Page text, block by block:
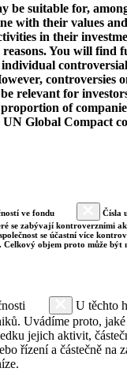
be suitable for,
with their values
in their
You will find
controversies
relevant for
of
Global Compact
ve fondu
Čísla
se zabývají kontroverzními
se účastní více
Celkový objem proto může být
U těchto
Uvádíme proto,
jejich aktivit,
řízení a částečně na